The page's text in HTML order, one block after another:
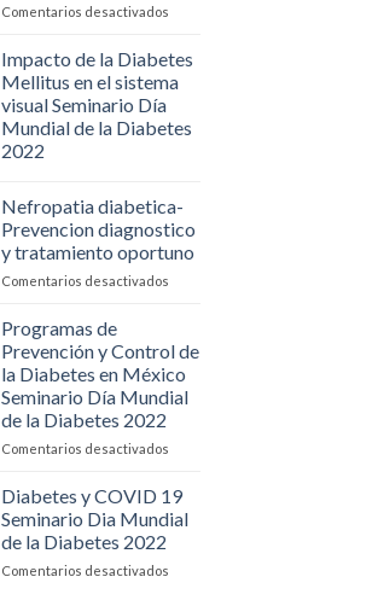
Comentarios desactivadosen
Quirúrgica
y
Molecular
Impacto de la Diabetes
Mellitus en el sistema
visual Seminario Día
Mundial de la Diabetes
2022
Nefropatia diabetica-
Prevencion diagnostico
y tratamiento oportuno
Comentarios desactivadosen
diagnostico
y
tratamiento
Programas de
Prevención y Control de
la Diabetes en México
Seminario Día Mundial
de la Diabetes 2022
Comentarios desactivadosen
de
Prevención
y
de
Diabetes y COVID 19
Seminario Dia Mundial
de la Diabetes 2022
Comentarios desactivadosen